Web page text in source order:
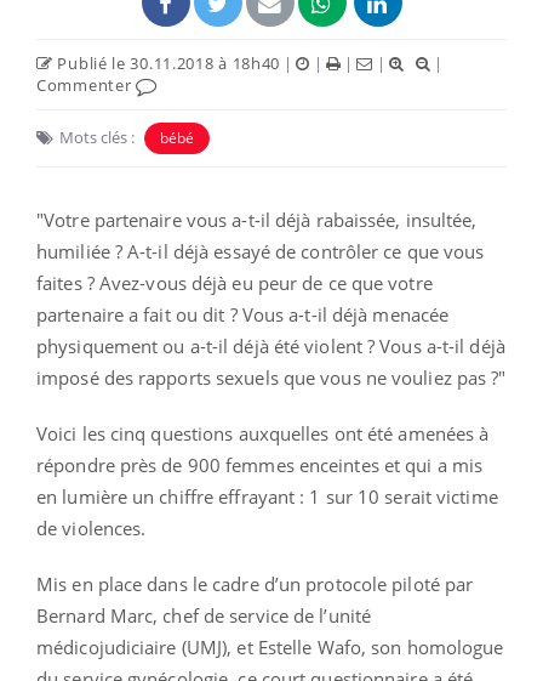
Publié le 30.11.2018 à 18h40 | | | |
|
Commenter
Mots clés : bébé
"Votre partenaire vous a-t-il déjà rabaissée, insultée,
humiliée ? A-t-il déjà essayé de contrôler ce que vous
faites ? Avez-vous déjà eu peur de ce que votre
partenaire a fait ou dit ? Vous a-t-il déjà menacée
physiquement ou a-t-il déjà été violent ? Vous a-t-il déjà
imposé des rapports sexuels que vous ne vouliez pas ?"
Voici les cinq questions auxquelles ont été amenées à
répondre près de 900 femmes enceintes et qui a mis
en lumière un chiffre effrayant : 1 sur 10 serait victime
de violences.
Mis en place dans le cadre d’un protocole piloté par
Bernard Marc, chef de service de l’unité
médicojudiciaire (UMJ), et Estelle Wafo, son homologue